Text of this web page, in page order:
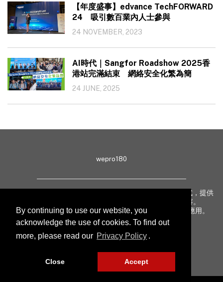
By continuing to use our website, you
acknowledge the use of cookies. To find out
more, please read our Privacy Policy .
Close Accept
【年度盛事】edvance TechFORWARD
24 吸引數百業內人士參與
24 NOVEMBER, 2023
AI時代｜Sangfor Roadshow 2025香
港站完滿結束 網絡安全化繁為簡
24 JUNE, 2025
wepro180
wepro180 由 IT 業界專家組成，以生動有趣、深入淺出方式，提供
最新 IT 動態、趨勢、技術、行業熱話、專題報導等內容。
致力提升亞太地區科技知識及網絡安全意識，促進新技術應用。